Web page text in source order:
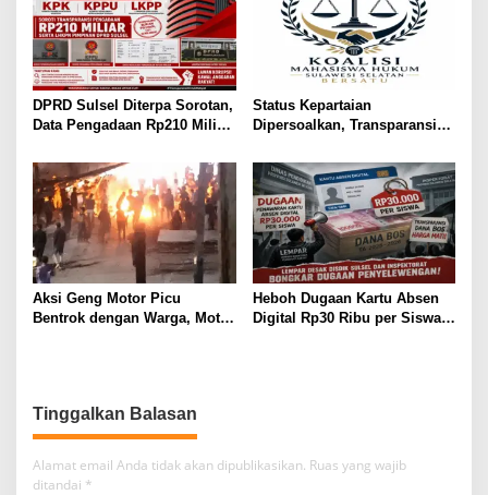
DPRD Sulsel Diterpa Sorotan,
Data Pengadaan Rp210 Miliar
LKPP
Status Kepartaian
Dipersoalkan, Transparansi
Jadi Sorotan
Aksi Geng Motor Picu
Bentrok dengan Warga, Motor
Heboh Dugaan Kartu Absen
Digital Rp30 Ribu per Siswa,
Tinggalkan Balasan
Alamat email Anda tidak akan dipublikasikan. Ruas yang wajib
ditandai *